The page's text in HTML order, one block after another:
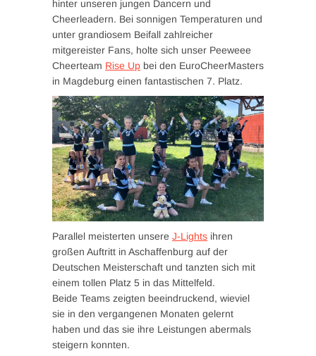
hinter unseren jungen Dancern und
Cheerleadern. Bei sonnigen Temperaturen und
unter grandiosem Beifall zahlreicher
mitgereister Fans, holte sich unser Peeweee
Cheerteam Rise Up bei den EuroCheerMasters
in Magdeburg einen fantastischen 7. Platz.
Parallel meisterten unsere J-Lights ihren
großen Auftritt in Aschaffenburg auf der
Deutschen Meisterschaft und tanzten sich mit
einem tollen Platz 5 in das Mittelfeld.
Beide Teams zeigten beeindruckend, wieviel
sie in den vergangenen Monaten gelernt
haben und das sie ihre Leistungen abermals
steigern konnten.